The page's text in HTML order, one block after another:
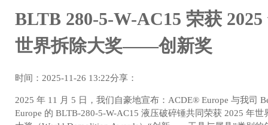
BLTB 280-5-W-AC15 荣获 2025
世界拆除大奖——创新奖
时间：2025-11-26 13:22分享：
2025 年 11 月 5 日，我们自豪地宣布：ACDE® Europe 与我司
Europe 的 BLTB-280-5-W-AC15 液压破碎锤共同荣获 2025 年世